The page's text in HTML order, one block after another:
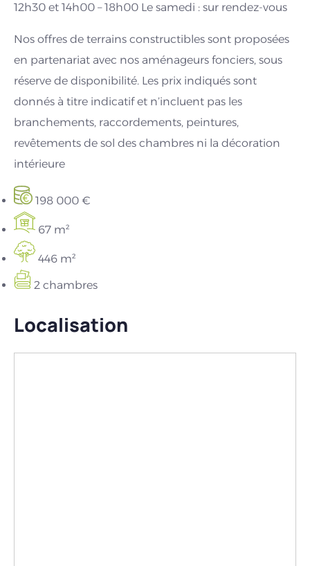
12h30 et 14h00 – 18h00 Le samedi : sur rendez-vous
Nos offres de terrains constructibles sont proposées
en partenariat avec nos aménageurs fonciers, sous
réserve de disponibilité. Les prix indiqués sont
donnés à titre indicatif et n’incluent pas les
branchements, raccordements, peintures,
revêtements de sol des chambres ni la décoration
intérieure
198 000 €
67 m²
446 m²
2 chambres
Localisation